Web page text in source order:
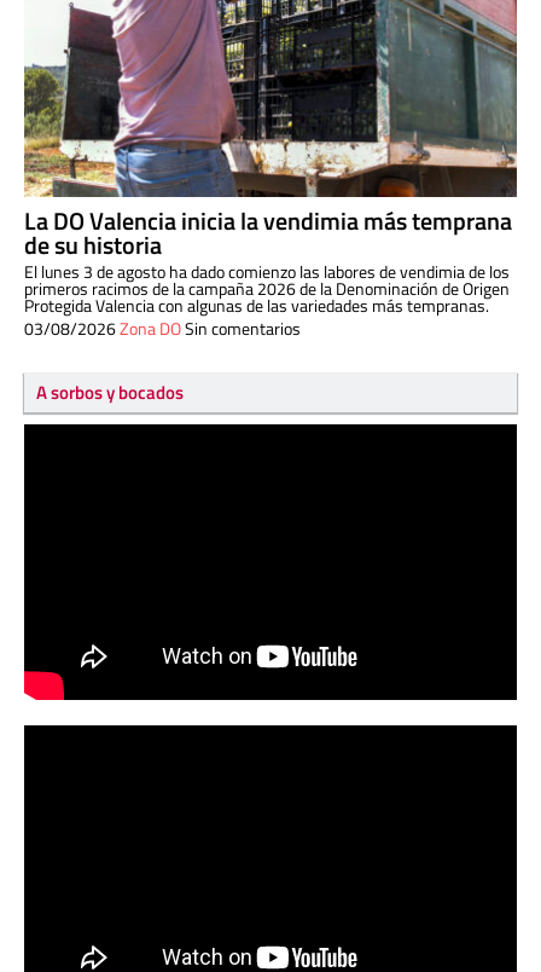
La DO Valencia inicia la vendimia más temprana
de su historia
El lunes 3 de agosto ha dado comienzo las labores de vendimia de los
primeros racimos de la campaña 2026 de la Denominación de Origen
Protegida Valencia con algunas de las variedades más tempranas.
03/08/2026Zona DOSin comentarios
A sorbos y bocados